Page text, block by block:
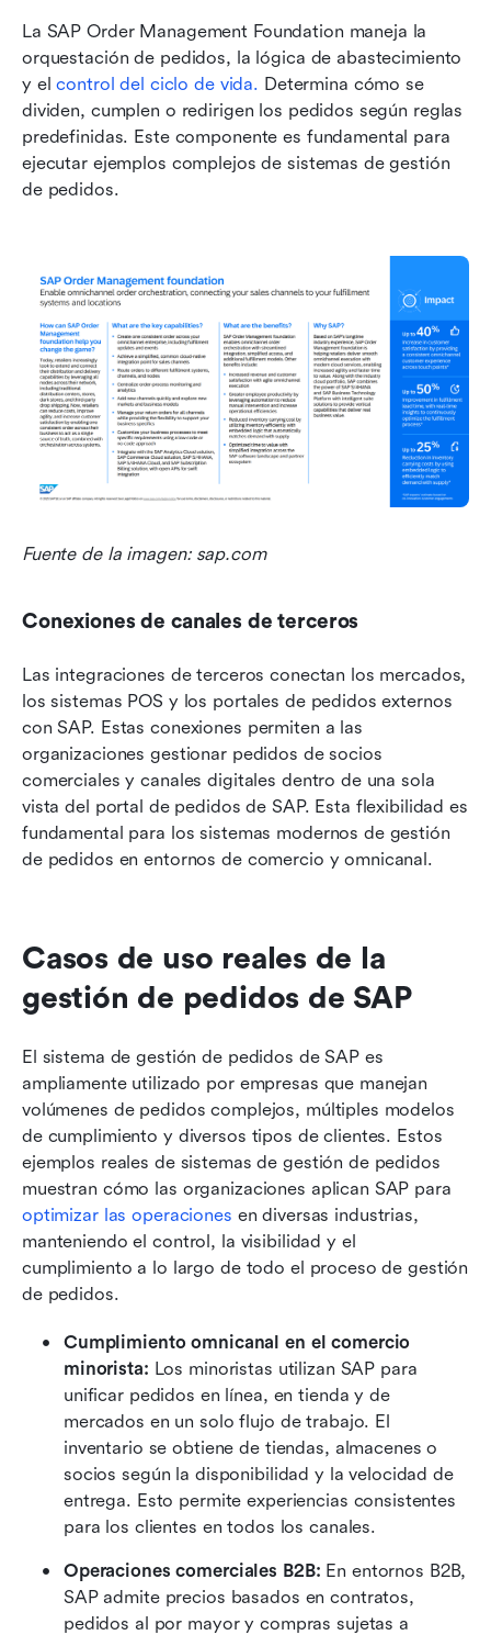
La SAP Order Management Foundation maneja la
orquestación de pedidos, la lógica de abastecimiento
y el control del ciclo de vida. Determina cómo se
dividen, cumplen o redirigen los pedidos según reglas
predefinidas. Este componente es fundamental para
ejecutar ejemplos complejos de sistemas de gestión
de pedidos.
Fuente de la imagen: sap.com
Conexiones de canales de terceros
Las integraciones de terceros conectan los mercados,
los sistemas POS y los portales de pedidos externos
con SAP. Estas conexiones permiten a las
organizaciones gestionar pedidos de socios
comerciales y canales digitales dentro de una sola
vista del portal de pedidos de SAP. Esta flexibilidad es
fundamental para los sistemas modernos de gestión
de pedidos en entornos de comercio y omnicanal.
Casos de uso reales de la
gestión de pedidos de SAP
El sistema de gestión de pedidos de SAP es
ampliamente utilizado por empresas que manejan
volúmenes de pedidos complejos, múltiples modelos
de cumplimiento y diversos tipos de clientes. Estos
ejemplos reales de sistemas de gestión de pedidos
optimizar las operaciones en diversas industrias,
manteniendo el control, la visibilidad y el
cumplimiento a lo largo de todo el proceso de gestión
de pedidos.
Cumplimiento omnicanal en el comercio
minorista: Los minoristas utilizan SAP para
unificar pedidos en línea, en tienda y de
mercados en un solo flujo de trabajo. El
inventario se obtiene de tiendas, almacenes o
socios según la disponibilidad y la velocidad de
entrega. Esto permite experiencias consistentes
para los clientes en todos los canales.
Operaciones comerciales B2B: En entornos B2B,
SAP admite precios basados en contratos,
pedidos al por mayor y compras sujetas a